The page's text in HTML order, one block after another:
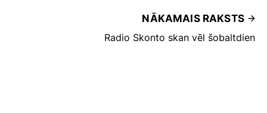
NĀKAMAIS RAKSTS
Radio Skonto skan vēl šobaltdien